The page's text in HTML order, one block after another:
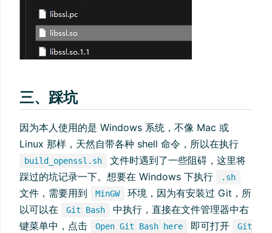
三、踩坑
因为本人使用的是 Windows 系统，不像 Mac 或
Linux 那样，天然自带各种 shell 命令，所以在执行
build_openssl.sh
文件时遇到了一些阻碍，这里将
踩过的坑记录一下。想要在 Windows 下执行
.sh
文件，需要用到 MinGW
环境，因为有安装过 Git，所
以可以在
Git Bash
中执行，直接在文件管理器中右
键菜单中，点击
Open Git Bash here 即可打开
Git